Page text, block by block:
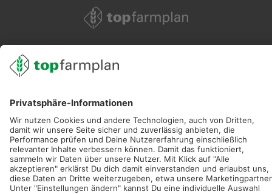
service@topfarmplan.de
Sei immer auf dem Laufenden!
Neue Features, spannende Tipps und hilfreiche Anleitungen!